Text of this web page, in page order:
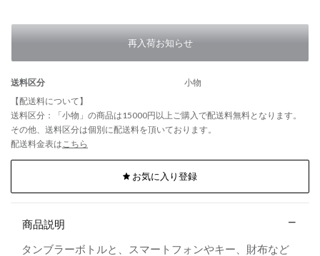
再入荷お知らせ
送料区分
小物
【配送料について】
送料区分：「小物」の商品は15000円以上ご購入で配送料無料となります。
その他、送料区分は個別に配送料を頂いております。
配送料金表は こちら
お気に入り登録
商品説明
タンブラーボトルと、スマートフォンやキー、財布など